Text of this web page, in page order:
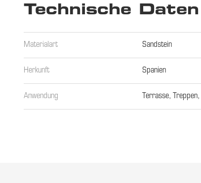
Technische Daten
Materialart Sandstein
Herkunft Spanien
Anwendung Terrasse, Treppen,